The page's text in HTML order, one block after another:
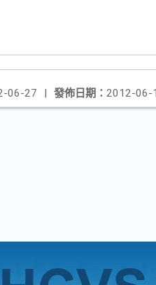
發佈日期： 2012-06-
06-27 |